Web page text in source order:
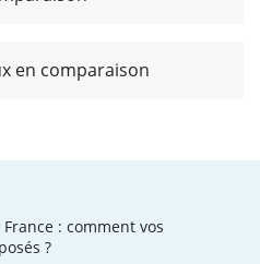
en comparaison
France : comment vos
?